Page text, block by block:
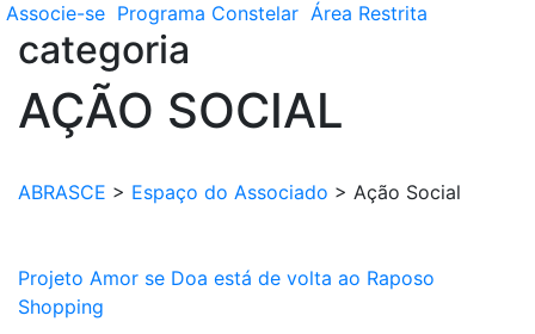
Associe-se Programa Constelar Área Restrita
categoria
AÇÃO SOCIAL
ABRASCE > Espaço do Associado > Ação Social
Projeto Amor se Doa está de volta ao Raposo
Shopping